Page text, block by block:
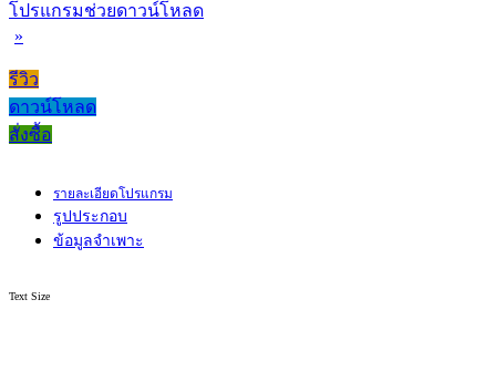
โปรแกรมช่วยดาวน์โหลด
»
รีวิว
ดาวน์โหลด
สั่งซื้อ
รายละเอียดโปรแกรม
รูปประกอบ
ข้อมูลจำเพาะ
Text Size